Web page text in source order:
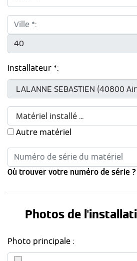
Ville *:
CP *:
Installateur *:
Autre matériel
Où trouver votre numéro de série ?
Photos de
Photo principale :